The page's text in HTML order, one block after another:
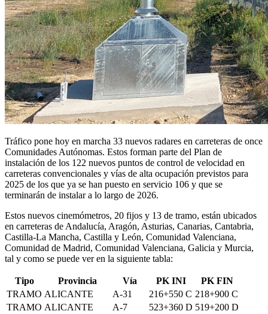
Tráfico pone hoy en marcha 33 nuevos radares en carreteras de once
Comunidades Autónomas. Estos forman parte del Plan de
instalación de los 122 nuevos puntos de control de velocidad en
carreteras convencionales y vías de alta ocupación previstos para
2025 de los que ya se han puesto en servicio 106 y que se
terminarán de instalar a lo largo de 2026.
Estos nuevos cinemómetros, 20 fijos y 13 de tramo, están ubicados
en carreteras de Andalucía, Aragón, Asturias, Canarias, Cantabria,
Castilla-La Mancha, Castilla y León, Comunidad Valenciana,
Comunidad de Madrid, Comunidad Valenciana, Galicia y Murcia,
tal y como se puede ver en la siguiente tabla:
Tipo Provincia Vía PK INI
PK FIN
TRAMO ALICANTE A-31 216+550 C 218+900 C
TRAMO ALICANTE A-7 523+360 D 519+200 D